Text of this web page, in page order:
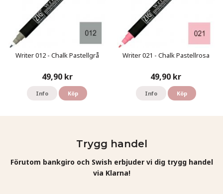
Writer 012 - Chalk Pastellgrå
49,90 kr
Info Köp
Writer 021 - Chalk Pastellrosa
49,90 kr
Info Köp
Trygg handel
Förutom bankgiro och Swish erbjuder vi dig trygg handel
via Klarna!